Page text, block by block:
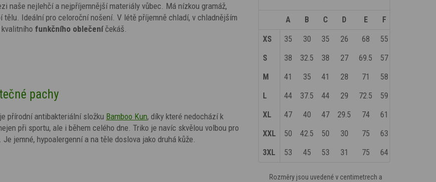
naše nejlehčí a nejpříjemnější materiály vůbec. Má nízkou gramáž,
tělu. Ideální pro celoroční nošení. V létě příjemně chladí, v chladnějším
funkčního oblečení čekáš.
pachy
přírodní antibakteriální složku Bamboo Kun, díky které nedochází k
při sportu, ale i během celého dne. Triko je navíc skvělou volbou pro
jemné, hypoalergenní a na těle doslova jako druhá kůže.
A B C D E F
XS 35 30 35 26 68
55
S
38 32.5 38 27 69.5
57
M
41 35 41 28 71
58
L
44 37.5 44 29 72.5
59
XL
47 40 47 29.5 74
61
XXL
50 42.5 50 30 75
63
3XL
53 45 53 31 75 64
Rozměry jsou uvedené v centimetrech a